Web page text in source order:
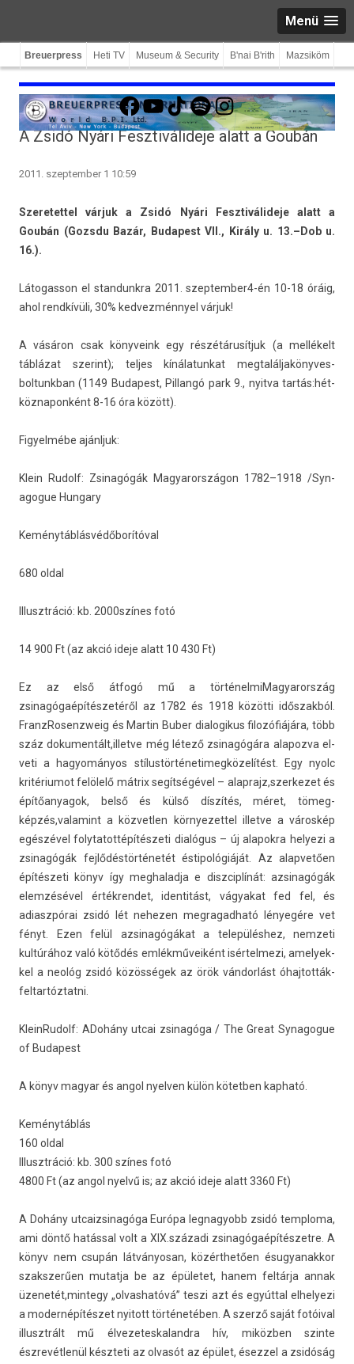
Menü
Breuerpress Heti TV Museum & Security B'nai B'rith Mazsiköm
Facebook
YouTube
TikTokSpotifyInstagram
A Zsidó Nyári Fesztiválideje alatt a Goubán
2011. szeptember 1 10:59
Szeretet­tel várjuk a Zsidó Nyári Fesztiválideje alatt a
Goubán (Gozsdu Bazár, Budapest VII., Király u. 13.–Dob u.
16.).
Látogas­son el stan­dunkra 2011. szeptember4-én 10-18 óráig,
ahol rendkívüli, 30% ked­vezmén­nyel várjuk!
A vásáron csak könyveink egy részétárusítjuk (a mellékelt
táblázat szerint); tel­jes kínálatun­kat meg­talál­jakönyves­
boltunkban (1149 Budapest, Pil­langó park 9., nyit­va tar­tás:hét­
köznapon­ként 8-16 óra között).
Figyel­mébe ajánljuk:
Klein Rudolf: Zsinagógák Magyarországon 1782–1918 /Syn­
agogue Hun­ga­ry
Keménytáblásvédőborítóval
680 oldal
Il­lusztráció: kb. 2000színes fotó
14 900 Ft (az akció ideje alatt 10 430 Ft)
Ez az első átfogó mű a tör­ténel­miMagyarország
zsinagógaépítés­zetéről az 1782 és 1918 közötti időszakból.
FranzRosenzweig és Mar­tin Buber di­alogikus filozófiájára, több
száz dokumen­tált,il­letve még létező zsinagógára al­apoz­va el­
veti a hagyományos stílus­történetimeg­közelítést. Egy nyolc
kritériumot felölelő mátrix segítségével – al­ap­rajz,szer­kezet és
építőanyagok, belső és külső díszítés, méret, tömeg­
képzés,valamint a köz­vetl­en kör­nyezet­tel il­let­ve a városkép
egészével folytatot­tépítés­zeti dialógus – új al­apok­ra helyezi a
zsinagógák fejlődéstörténetét éstipológiáját. Az al­ap­vető­en
építészeti könyv így meg­halad­ja e dis­zcip­línát: az­sinagógák
elemzésével érték­rendet, iden­titást, vágyakat fed fel, és
adiaszpórai zsidó lét nehez­en meg­ragad­ható lényegére vet
fényt. Ezen felül az­sinagógákat a településhez, nem­zeti
kultúrához való kötődés emlékműveiként isér­telmezi, amelyek­
kel a neológ zsidó közösségek az örök vándorlást óhaj­tották­
feltar­tóztat­ni.
Klein­Rudolf: ADohány utcai zsinagóga / The Great Syn­agogue
of Budapest
A könyv magyar és angol nyelv­en külön kötetb­en kap­ható.
Keménytáblás
160 oldal
Il­lusztráció: kb. 300 színes fotó
4800 Ft (az angol nyelvű is; az akció ideje alatt 3360 Ft)
A Dohány ut­caiz­sinagóga Európa leg­nagyobb zsidó temploma,
ami döntő hatással volt a XIX.századi zsinagógaépítés­zetre. A
könyv nem csupán lát­ványosan, közérthetően ésugyanak­kor
szakszerű­en mutat­ja be az épületet, hanem feltárja annak
üzenetét,min­tegy „ol­vashatóvá” teszi azt és egyúttal el­helyezi
a moder­népítés­zet nyitott történetében. A szerző saját fotóival
il­lusztrált mű élvezetes­kalandra hív, miközben szin­te
észrevétlenül készteti az olvasót az épület, ésez­zel a zsidóság